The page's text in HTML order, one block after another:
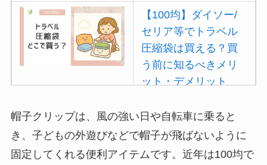
【100均】ダイソー/
セリア等でトラベル
圧縮袋は買える？買
う前に知るべきメリ
ット・デメリット
【100均】ダイソー/
セリア等でポイズン
リムーバーは買え
帽子クリップは、風の強い日や自転車に乗ると
き、子どもの外遊びなどで帽子が飛ばないように
固定してくれる便利アイテムです。近年は100均で